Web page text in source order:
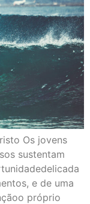
Os jovens
sustentam
e de uma
próprio